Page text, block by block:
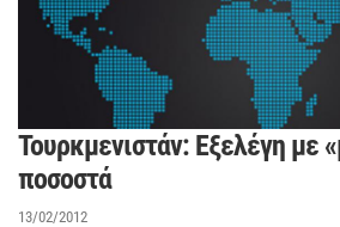
Τουρκμενιστάν: Εξελέγη με
ποσοστά
13/02/2012